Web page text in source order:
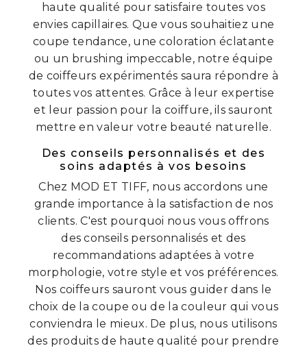
haute qualité pour satisfaire toutes vos
envies capillaires. Que vous souhaitiez une
coupe tendance, une coloration éclatante
ou un brushing impeccable, notre équipe
de coiffeurs expérimentés saura répondre à
toutes vos attentes. Grâce à leur expertise
et leur passion pour la coiffure, ils sauront
mettre en valeur votre beauté naturelle.
Des conseils personnalisés et des
soins adaptés à vos besoins
Chez MOD ET TIFF, nous accordons une
grande importance à la satisfaction de nos
clients. C'est pourquoi nous vous offrons
des conseils personnalisés et des
recommandations adaptées à votre
morphologie, votre style et vos préférences.
Nos coiffeurs sauront vous guider dans le
choix de la coupe ou de la couleur qui vous
conviendra le mieux. De plus, nous utilisons
des produits de haute qualité pour prendre